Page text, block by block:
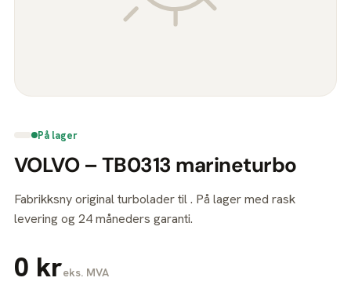
På lager
VOLVO – TB0313 marineturbo
Fabrikksny original turbolader til . På lager med rask
levering og 24 måneders garanti.
0 kreks. MVA